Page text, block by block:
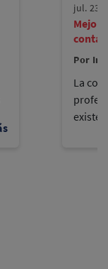
jul. 23,
Por
La